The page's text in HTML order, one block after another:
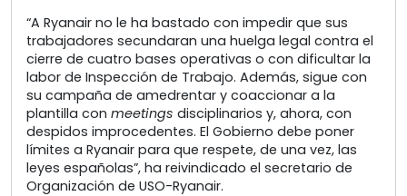
“A Ryanair no le ha bastado con impedir que sus
trabajadores secundaran una huelga legal contra el
cierre de cuatro bases operativas o con dificultar la
labor de Inspección de Trabajo. Además, sigue con
su campaña de amedrentar y coaccionar a la
plantilla con meetings disciplinarios y, ahora, con
despidos improcedentes. El Gobierno debe poner
límites a Ryanair para que respete, de una vez, las
leyes españolas”, ha reivindicado el secretario de
Organización de USO-Ryanair.